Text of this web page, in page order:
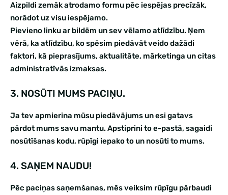
Aizpildi zemāk atrodamo formu pēc iespējas precīzāk,
norādot uz visu iespējamo.
Pievieno linku ar bildēm un sev vēlamo atlīdzību. Ņem
vērā, ka atlīdzību, ko spēsim piedāvāt veido dažādi
faktori, kā pieprasījums, aktualitāte, mārketinga un citas
administratīvās izmaksas.
3. NOSŪTI MUMS PACIŅU.
Ja tev apmierina mūsu piedāvājums un esi gatavs
pārdot mums savu mantu. Apstiprini to e-pastā, sagaidi
nosūtīšanas kodu, rūpīgi iepako to un nosūti to mums.
4. SAŅEM NAUDU!
Pēc paciņas saņemšanas, mēs veiksim rūpīgu pārbaudi